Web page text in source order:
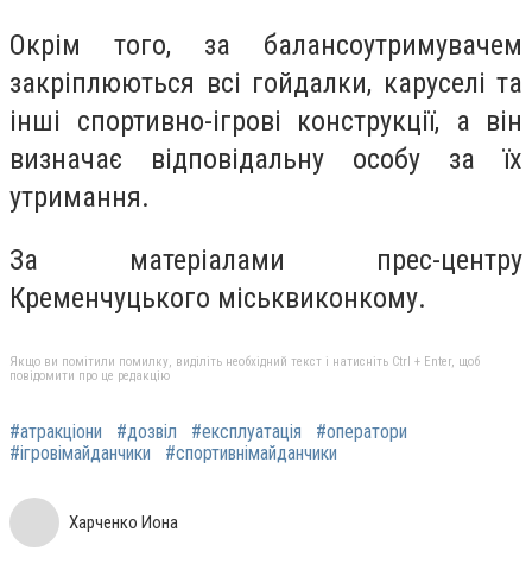
Окрім того, за балансоутримувачем
закріплюються всі гойдалки, каруселі та
інші спортивно-ігрові конструкції, а він
визначає відповідальну особу за їх
утримання.
За матеріалами прес-центру
Кременчуцького міськвиконкому.
Якщо ви помітили помилку, виділіть необхідний текст і натисніть Ctrl + Enter, щоб
повідомити про це редакцію
#атракціони #дозвіл #експлуатація
#оператори
#ігровімайданчики
#спортивнімайданчики
Харченко Иона